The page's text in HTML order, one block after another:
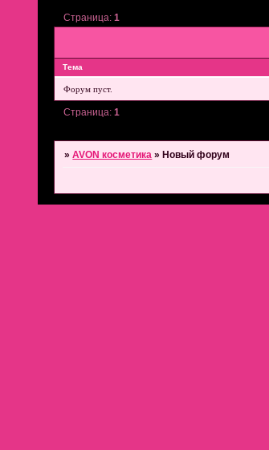
Страница:1
Тема
Форум пуст.
Страница:1
»AVON косметика »Новый форум